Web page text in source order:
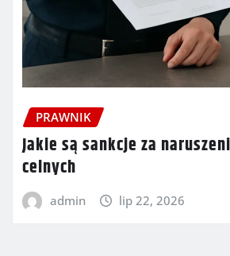
PRAWNIK
Jakie są sankcje za
celnych
admin lip 22, 2026